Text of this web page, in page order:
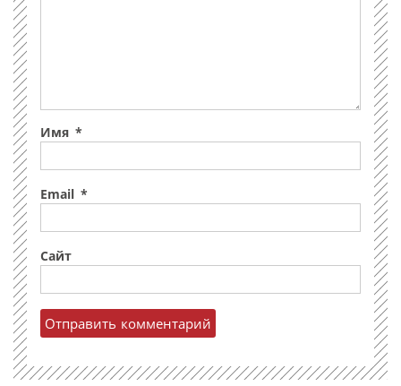
Имя *
Email *
Сайт